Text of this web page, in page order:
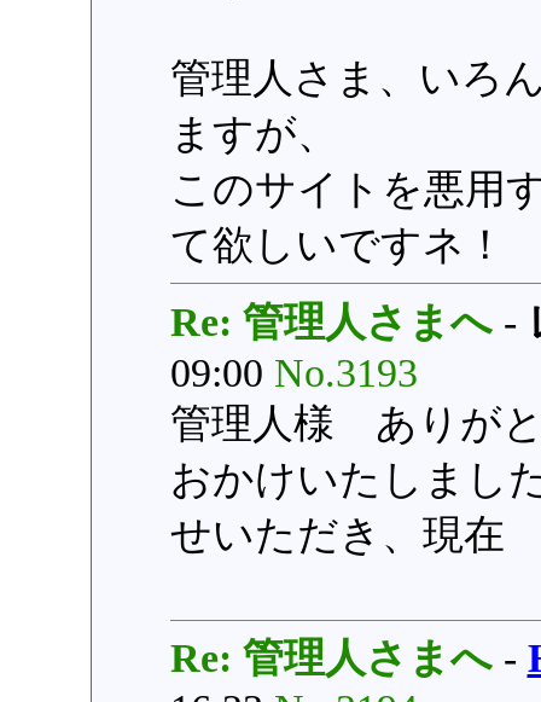
管理人さま、いろ
ますが、
このサイトを悪用
て欲しいですネ！
Re: 管理人さまへ-
09:00 No.3193
管理人様 ありが
おかけいたしまし
せいただき、現在
Re: 管理人さまへ-